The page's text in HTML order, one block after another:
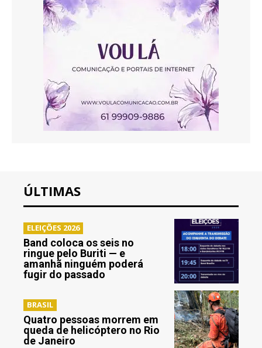
ÚLTIMAS
ELEIÇÕES 2026
Band coloca os seis no
ringue pelo Buriti — e
amanhã ninguém poderá
fugir do passado
BRASIL
Quatro pessoas morrem em
queda de helicóptero no Rio
de Janeiro